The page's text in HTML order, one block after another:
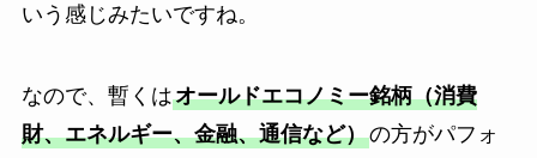
いう感じみたいですね。
なので、暫くはオールドエコノミー銘柄（消費
財、エネルギー、金融、通信など）の方がパフォ